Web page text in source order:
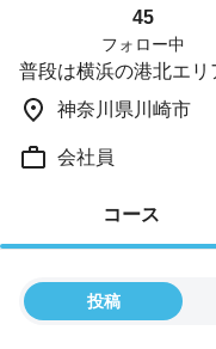
45
フォロー中
普段は横浜の港北エリ
神奈川県川崎市
会社員
コース
投稿